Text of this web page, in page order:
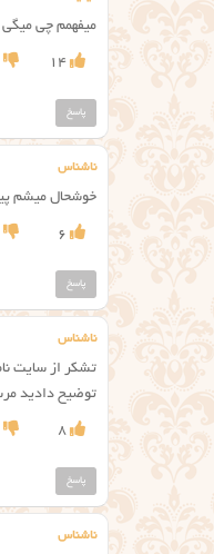
میفهمم چی میگی
14
پاسخ
ناشناس
خوشحال میشم
6
پاسخ
ناشناس
تشکر از سایت
توضیح دادید
8
پاسخ
ناشناس